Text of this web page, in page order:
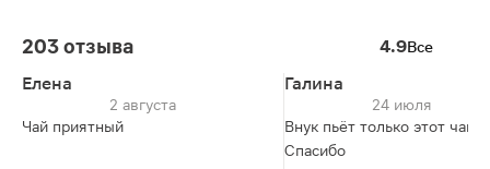
203 отзыва 4.9Все
Елена
2 августа
Чай приятный
Галина
24 июля
Внук пьёт только этот чай.
Спасибо